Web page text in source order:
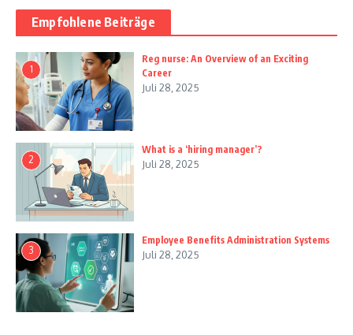
Empfohlene Beiträge
1
Reg nurse: An Overview of an Exciting
Career
Juli 28, 2025
2
What is a ‘hiring manager’?
Juli 28, 2025
3
Employee Benefits Administration Systems
Juli 28, 2025